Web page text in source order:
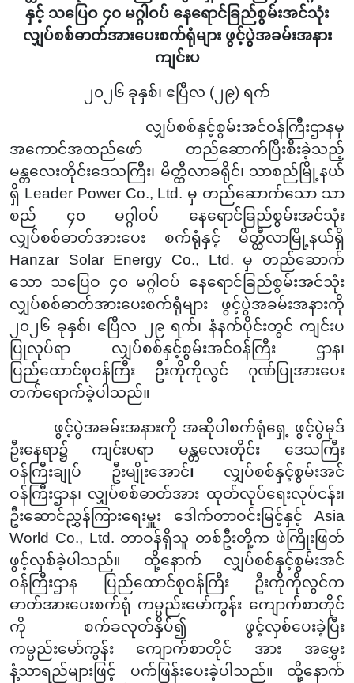
နှင့် သပြေဝ ၄၀ မဂ္ဂါဝပ် နေရောင်ခြည်စွမ်းအင်သုံး
လျှပ်စစ်ဓာတ်အားပေးစက်ရုံများ ဖွင့်ပွဲအခမ်းအနား
ကျင်းပ
၂၀၂၆ ခုနှစ်၊ ဧပြီလ (၂၉) ရက်
လျှပ်စစ်နှင့်စွမ်းအင်ဝန်ကြီးဌာနမှ
အကောင်အထည်ဖော် တည်ဆောက်ပြီးစီးခဲ့သည့်
မန္တလေးတိုင်းဒေသကြီး၊ မိတ္ထီလာခရိုင်၊ သာစည်မြို့နယ်
ရှိ Leader Power Co., Ltd. မှ တည်ဆောက်သော သာ
စည် ၄၀ မဂ္ဂါဝပ် နေရောင်ခြည်စွမ်းအင်သုံး
လျှပ်စစ်ဓာတ်အားပေး စက်ရုံနှင့် မိတ္ထီလာမြို့နယ်ရှိ
Hanzar Solar Energy Co., Ltd. မှ တည်ဆောက်
သော သပြေဝ ၄၀ မဂ္ဂါဝပ် နေရောင်ခြည်စွမ်းအင်သုံး
လျှပ်စစ်ဓာတ်အားပေးစက်ရုံများ ဖွင့်ပွဲအခမ်းအနားကို
၂၀၂၆ ခုနှစ်၊ ဧပြီလ ၂၉ ရက်၊ နံနက်ပိုင်းတွင် ကျင်းပ
ပြုလုပ်ရာ လျှပ်စစ်နှင့်စွမ်းအင်ဝန်ကြီး ဌာန၊
ပြည်ထောင်စုဝန်ကြီး ဦးကိုကိုလွင် ဂုဏ်ပြုအားပေး
တက်ရောက်ခဲ့ပါသည်။
ဖွင့်ပွဲအခမ်းအနားကို အဆိုပါစက်ရုံရှေ့ ဖွင့်ပွဲမုဒ်
ဦးနေရာ၌ ကျင်းပရာ မန္တလေးတိုင်း
ဒေသကြီး
ဝန်ကြီးချုပ် ဦးမျိုးအောင်၊ လျှပ်စစ်နှင့်စွမ်းအင်
ဝန်ကြီးဌာန၊ လျှပ်စစ်ဓာတ်အား ထုတ်လုပ်ရေးလုပ်ငန်း၊
ဦးဆောင်ညွှန်ကြားရေးမှူး ဒေါက်တာဝင်းမြင့်နှင့်
Asia
World Co., Ltd. တာဝန်ရှိသူ တစ်ဦးတို့က ဖဲကြိုးဖြတ်
ဖွင့်လှစ်ခဲ့ပါသည်။ ထို့နောက်
လျှပ်စစ်နှင့်စွမ်းအင်
ဝန်ကြီးဌာန ပြည်ထောင်စုဝန်ကြီး ဦးကိုကိုလွင်က
ဓာတ်အားပေးစက်ရုံ ကမ္ပည်း‌မော်ကွန်း ကျောက်စာတိုင်
ကို စက်ခလုတ်နှိပ်၍ ဖွင့်လှစ်ပေးခဲ့ပြီး
ကမ္ပည်း‌မော်ကွန်း ကျောက်စာတိုင်
အား အမွှေး
နံ့သာရည်များဖြင့် ပက် ဖြန်းပေးခဲ့ပါသည်။
ထို့နောက်